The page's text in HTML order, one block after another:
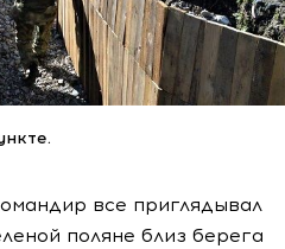
все приглядывал
поляне близ берега